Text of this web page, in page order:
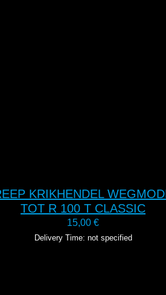
KRIKHENDEL
TOT R 100 T CLASSIC
15,00€
Delivery Time: not specified